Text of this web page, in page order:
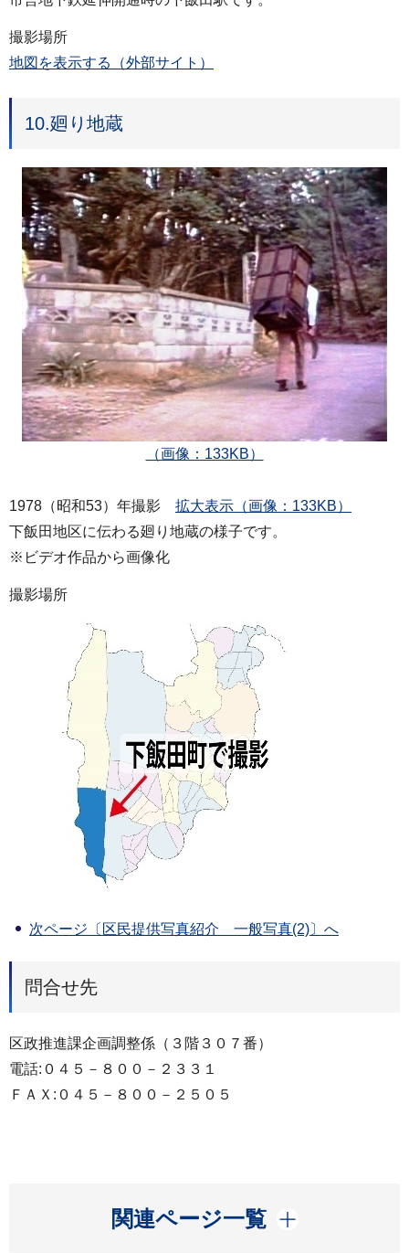
撮影場所
地図を表示する（外部サイト）
10.廻り地蔵
（画像：133KB）
1978（昭和53）年撮影 拡大表示（画像：133KB）
下飯田地区に伝わる廻り地蔵の様子です。
※ビデオ作品から画像化
撮影場所
次ページ〔区民提供写真紹介 一般写真(2)〕へ
問合せ先
区政推進課企画調整係（３階３０７番）
電話:０４５－８００－２３３１
ＦＡＸ:０４５－８００－２５０５
関連ページ一覧
開く